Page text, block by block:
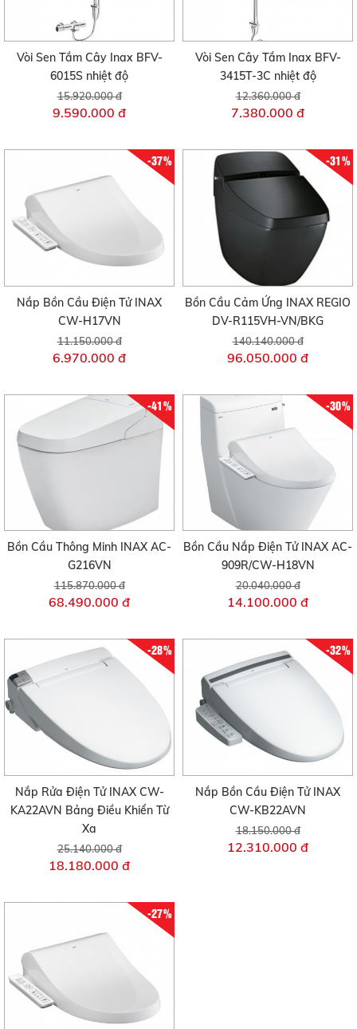
Vòi Sen Tắm Cây Inax BFV-
6015S nhiệt độ
15.920.000 đ
9.590.000 đ
Vòi Sen Cây Tắm Inax BFV-
3415T-3C nhiệt độ
12.360.000 đ
7.380.000 đ
-37%
Nắp Bồn Cầu Điện Tử INAX
CW-H17VN
11.150.000 đ
6.970.000 đ
-31%
Bồn Cầu Cảm Ứng INAX REGIO
DV-R115VH-VN/BKG
140.140.000 đ
96.050.000 đ
-41%
Bồn Cầu Thông Minh INAX AC-
G216VN
115.870.000 đ
68.490.000 đ
-30%
Bồn Cầu Nắp Điện Tử INAX AC-
909R/CW-H18VN
20.040.000 đ
14.100.000 đ
-28%
Nắp Rửa Điện Tử INAX CW-
KA22AVN Bảng Điều Khiển Từ
Xa
25.140.000 đ
18.180.000 đ
-32%
Nắp Bồn Cầu Điện Tử INAX
CW-KB22AVN
18.150.000 đ
12.310.000 đ
-27%